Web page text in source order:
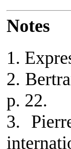
Notes
1.
2.
p. 22.
3.